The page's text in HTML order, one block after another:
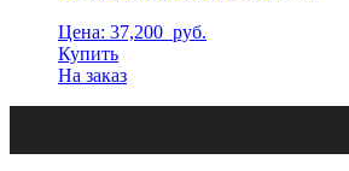
Цена: 37,200 руб.
Купить
На заказ